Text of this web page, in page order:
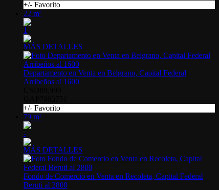
+/- Favorito
22 m²
1
MÁS DETALLES
Departamento en Venta en Belgrano, Capital Federal
Arribeños al 1600
+/- Favorito
79 m²
-
MÁS DETALLES
Fondo de Comercio en Venta en Recoleta, Capital Federal
Beruti al 2800